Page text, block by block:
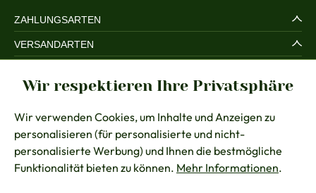
ZAHLUNGSARTEN
VERSANDARTEN
RECHTLICHES
BERATUNG
KONTAKT
Wir respektieren Ihre Privatsphäre
Wir verwenden Cookies, um Inhalte und Anzeigen zu
personalisieren (für personalisierte und nicht-
personalisierte Werbung) und Ihnen die bestmögliche
Funktionalität bieten zu können. Mehr Informationen.